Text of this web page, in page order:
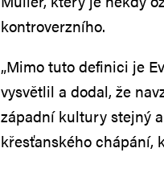
kontroverzního.
„Mimo tuto definici je
vysvětlil a dodal, že
západní kultury stejný
křesťanského chápání,